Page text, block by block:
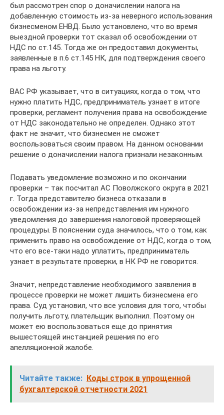
был рассмотрен спор о доначислении налога на
добавленную стоимость из-за неверного использования
бизнесменом ЕНВД. Было установлено, что во время
выездной проверки тот сказал об освобождении от
НДС по ст.145. Тогда же он предоставил документы,
заявленные в п.6 ст.145 НК, для подтверждения своего
права на льготу.
ВАС РФ указывает, что в ситуациях, когда о том, что
нужно платить НДС, предприниматель узнает в итоге
проверки, регламент получения права на освобождение
от НДС законодательно не определен. Однако этот
факт не значит, что бизнесмен не сможет
воспользоваться своим правом. На данном основании
решение о доначислении налога признали незаконным.
Подавать уведомление возможно и по окончании
проверки – так посчитал АС Поволжского округа в 2021
г. Тогда представителю бизнеса отказали в
освобождении из-за непредставления им нужного
уведомления до завершения налоговой проверяющей
процедуры. В пояснении суда значилось, что о том, как
применить право на освобождение от НДС, когда о том,
что его все-таки надо уплатить, предприниматель
узнает в результате проверки, в НК РФ не говорится.
Значит, непредставление необходимого заявления в
процессе проверки не может лишить бизнесмена его
права. Суд установил, что все условия для того, чтобы
получить льготу, плательщик выполнил. Поэтому он
может ею воспользоваться еще до принятия
вышестоящей инстанцией решения по его
апелляционной жалобе.
Читайте также: Коды строк в упрощенной
бухгалтерской отчетности 2021